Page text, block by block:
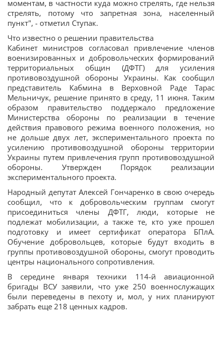
моментам, в частности куда можно стрелять, где нельзя
стрелять, потому что запретная зона, населенный
пункт", - отметил Ступак.
Что известно о решении правительства
Кабинет министров согласовал привлечение членов
военизированных и добровольческих формирований
территориальных общин (ДФТГ) для усиления
противовоздушной обороны Украины. Как сообщил
представитель Кабмина в Верховной Раде Тарас
Мельничук, решение принято в среду, 11 июня. Таким
образом правительство поддержало предложение
Министерства обороны по реализации в течение
действия правового режима военного положения, но
не дольше двух лет, экспериментального проекта по
усилению противовоздушной обороны территории
Украины путем привлечения групп противовоздушной
обороны. Утвержден Порядок реализации
экспериментального проекта.
Народный депутат Алексей Гончаренко в свою очередь
сообщил, что к добровольческим группам смогут
присоединиться члены ДФТГ, люди, которые не
подлежат мобилизации, а также те, кто уже прошел
подготовку и имеет сертификат оператора БПлА.
Обучение добровольцев, которые будут входить в
группы противовоздушной обороны, смогут проводить
центры национального сопротивления.
В середине января техники 114-й авиационной
бригады ВСУ заявили, что уже 250 военнослужащих
были переведены в пехоту и, мол, у них планируют
забрать еще 218 ценных кадров.